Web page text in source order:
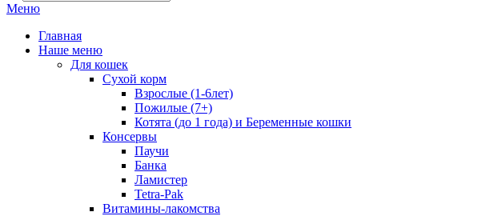
Меню
Главная
Наше меню
Для кошек
Сухой корм
Взрослые (1-6лет)
Пожилые (7+)
Котята (до 1 года) и Беременные кошки
Консервы
Паучи
Банка
Ламистер
Tetra-Pak
Витамины-лакомства